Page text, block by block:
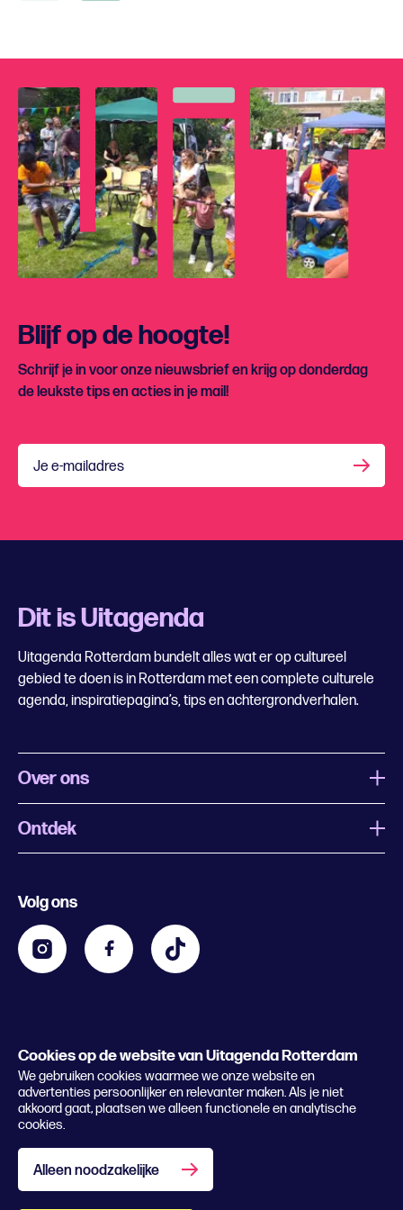
Cookies op de website van Uitagenda Rotterdam
We gebruiken cookies waarmee we onze website en
advertenties persoonlijker en relevanter maken. Als je niet
akkoord gaat, plaatsen we alleen functionele en analytische
cookies.
Alleen noodzakelijke
Blijf op de hoogte!
Schrijf je in voor onze nieuwsbrief en krijg op donderdag
de leukste tips en acties in je mail!
Je e-mailadres
Dit is Uitagenda
Uitagenda Rotterdam bundelt alles wat er op cultureel
gebied te doen is in Rotterdam met een complete culturele
agenda, inspiratiepagina’s, tips en achtergrondverhalen.
Over ons
Wat is Uitagenda Rotterdam
Contact
Zakelijk
Lees het magazine
Ontdek
Kids
Volg ons
© 2026 Rotterdam Festivals